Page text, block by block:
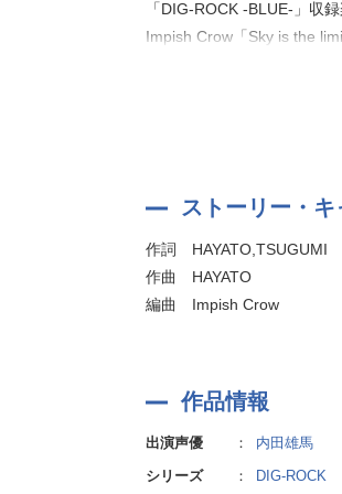
「DIG-ROCK -BLUE-」収
Impish Crow「Sky is the
ストーリー・
作詞 HAYATO,TSUGUMI
作曲 HAYATO
編曲 Impish Crow
作品情報
出演声優 ：
内田雄馬
シリーズ
：
DIG-ROCK